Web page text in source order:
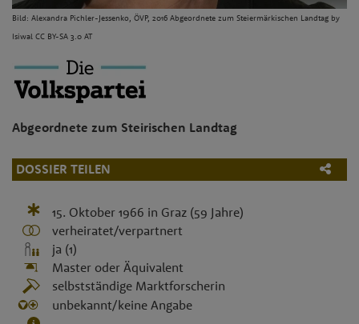
Bild: Alexandra Pichler-Jessenko, ÖVP, 2016 Abgeordnete zum Steiermärkischen Landtag by
Isiwal CC BY-SA 3.0 AT
Abgeordnete zum Steirischen Landtag
DOSSIER TEILEN
15. Oktober 1966 in Graz (59 Jahre)
verheiratet/verpartnert
ja (1)
Master oder Äquivalent
selbstständige Marktforscherin
unbekannt/keine Angabe